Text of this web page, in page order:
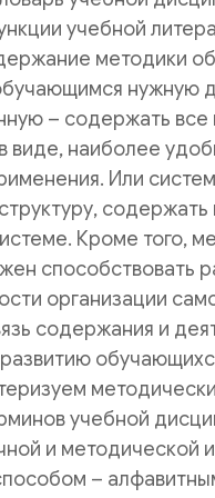
учебной
методики
нужную
– содержать
виде, наиболее
Или
Кроме того,
способствовать
организации
содержания и
учебной
и методической
–